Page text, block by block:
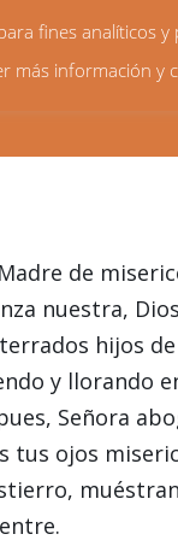
de
nuestra,
hijos de
y llorando
Señora
tus ojos
fines analíticos
más información y